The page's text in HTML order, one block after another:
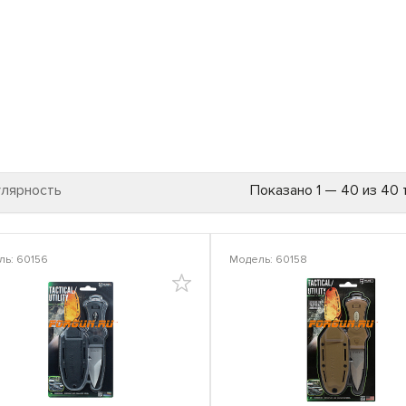
Показано 1 — 40 из 40
60156 Модель: 60158